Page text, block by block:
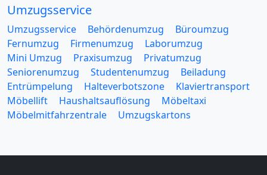
Umzugsservice
Umzugsservice Behördenumzug
Büroumzug
Fernumzug
Firmenumzug
Laborumzug
Mini Umzug
Praxisumzug
Privatumzug
Seniorenumzug
Studentenumzug
Beiladung
Entrümpelung
Halteverbotszone
Klaviertransport
Möbellift
Haushaltsauflösung
Möbeltaxi
Möbelmitfahrzentrale
Umzugskartons